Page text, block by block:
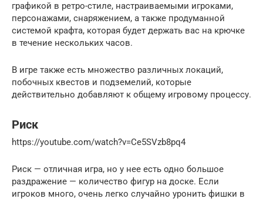
графикой в ​​ретро-стиле, настраиваемыми игроками,
персонажами, снаряжением, а также продуманной
системой крафта, которая будет держать вас на крючке
в течение нескольких часов.
В игре также есть множество различных локаций,
побочных квестов и подземелий, которые
действительно добавляют к общему игровому процессу.
Риск
https://youtube.com/watch?v=Ce5SVzb8pq4
Риск — отличная игра, но у нее есть одно большое
раздражение — количество фигур на доске. Если
игроков много, очень легко случайно уронить фишки в